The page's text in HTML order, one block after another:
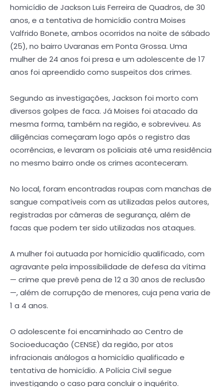
homicídio de Jackson Luis Ferreira de Quadros, de 30
anos, e a tentativa de homicídio contra Moises
Valfrido Bonete, ambos ocorridos na noite de sábado
(25), no bairro Uvaranas em Ponta Grossa. Uma
mulher de 24 anos foi presa e um adolescente de 17
anos foi apreendido como suspeitos dos crimes.
Segundo as investigações, Jackson foi morto com
diversos golpes de faca. Já Moises foi atacado da
mesma forma, também na região, e sobreviveu. As
diligências começaram logo após o registro das
ocorrências, e levaram os policiais até uma residência
no mesmo bairro onde os crimes aconteceram.
No local, foram encontradas roupas com manchas de
sangue compatíveis com as utilizadas pelos autores,
registradas por câmeras de segurança, além de
facas que podem ter sido utilizadas nos ataques.
A mulher foi autuada por homicídio qualificado, com
agravante pela impossibilidade de defesa da vítima
— crime que prevê pena de 12 a 30 anos de reclusão
—, além de corrupção de menores, cuja pena varia de
1 a 4 anos.
O adolescente foi encaminhado ao Centro de
Socioeducação (CENSE) da região, por atos
infracionais análogos a homicídio qualificado e
tentativa de homicídio. A Polícia Civil segue
investigando o caso para concluir o inquérito.